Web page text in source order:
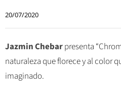
20/07/2020
Jazmin Chebarpresenta
naturaleza que florece y al color
imaginado.